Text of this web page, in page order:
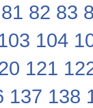
81 82 83
104
121
137 138